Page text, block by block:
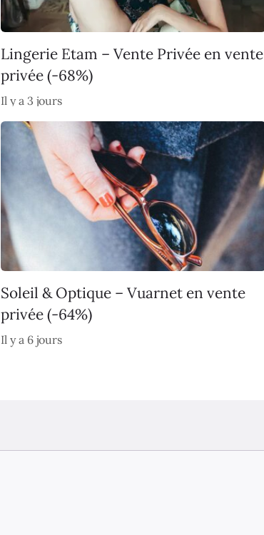
Lingerie Etam – Vente Privée en vente
privée (-68%)
Il y a 3 jours
Soleil & Optique – Vuarnet en vente
privée (-64%)
Il y a 6 jours